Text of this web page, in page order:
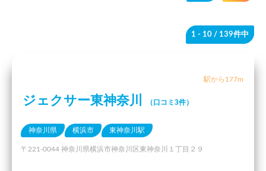
1 - 10 / 139件中
駅から177m
ジェクサー東神奈川 （口コミ3件）
神奈川県 横浜市 東神奈川駅
〒221-0044 神奈川県横浜市神奈川区東神奈川１丁目２９